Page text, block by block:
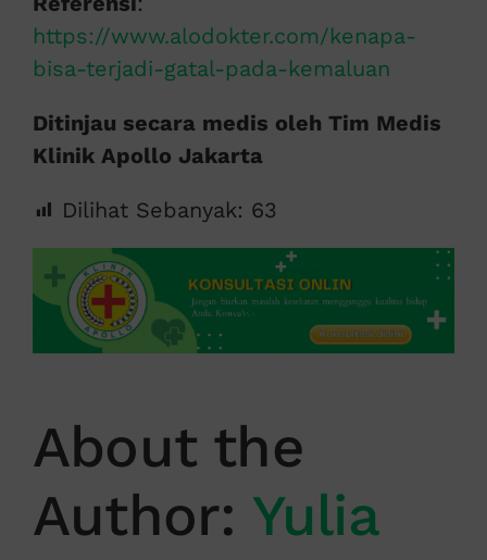
https://www.alodokter.com/kenapa-
bisa-terjadi-gatal-pada-kemaluan
Ditinjau secara medis oleh Tim Medis
Klinik Apollo Jakarta
Dilihat Sebanyak: 63
About the
Author: Yulia